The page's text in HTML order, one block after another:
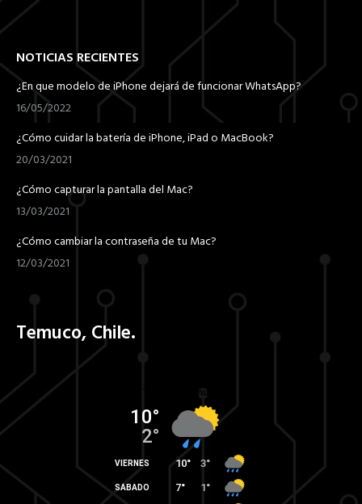
NOTICIAS RECIENTES
¿En que modelo de iPhone dejará de funcionar WhatsApp?
16/05/2022
¿Cómo cuidar la batería de iPhone, iPad o MacBook?
20/03/2021
¿Cómo capturar la pantalla del Mac?
13/03/2021
¿Cómo cambiar la contraseña de tu Mac?
12/03/2021
Temuco, Chile.